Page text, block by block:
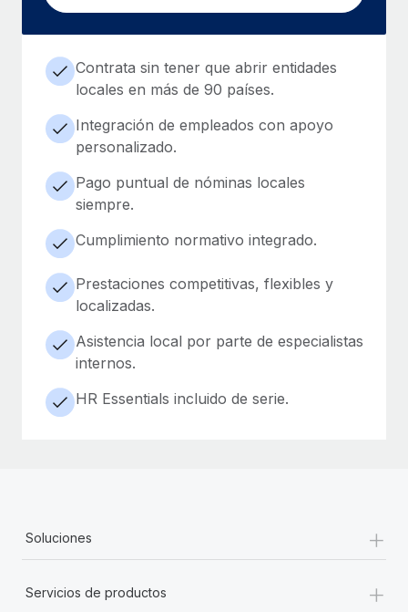
Contrata sin tener que abrir entidades
locales en más de 90 países.
Integración de empleados con apoyo
personalizado.
Pago puntual de nóminas locales
siempre.
Cumplimiento normativo integrado.
Prestaciones competitivas, flexibles y
localizadas.
Asistencia local por parte de especialistas
internos.
HR Essentials incluido de serie.
Soluciones +
Servicios de productos +